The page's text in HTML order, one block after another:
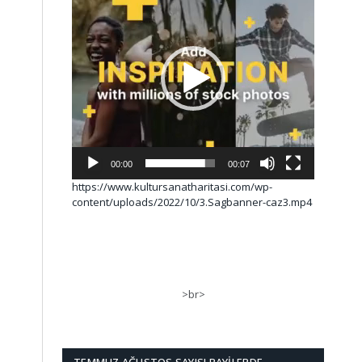
00:00 00:07
https://www.kultursanatharitasi.com/wp-
content/uploads/2022/10/3.Sagbanner-caz3.mp4
>br>